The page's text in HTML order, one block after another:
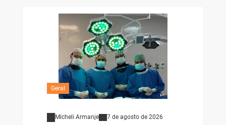
Geral
Micheli Armanje 7 de agosto de 2026